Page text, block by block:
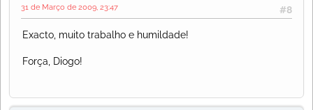
#8
31 de Março de 2009, 23:47
Exacto, muito trabalho e humildade!
Força, Diogo!